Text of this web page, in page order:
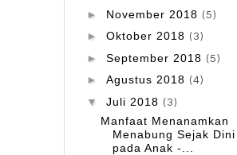
► November 2018 (5)
► Oktober 2018 (3)
► September 2018 (5)
► Agustus 2018 (4)
▼ Juli 2018 (3)
Manfaat Menanamkan
Menabung Sejak Dini
pada Anak -...